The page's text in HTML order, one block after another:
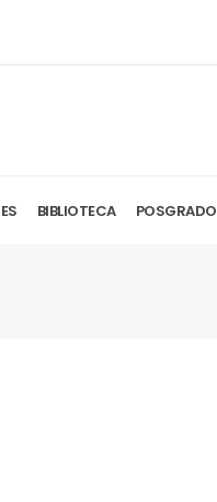
BIBLIOTECA POSGRADO